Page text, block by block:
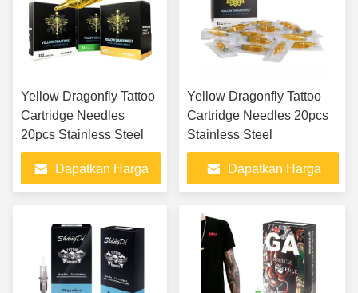
Yellow Dragonfly Tattoo
Cartridge Needles
20pcs Stainless Steel
Dapatkan Harga
Yellow Dragonfly Tattoo
Cartridge Needles 20pcs
Stainless Steel
Dapatkan Harga